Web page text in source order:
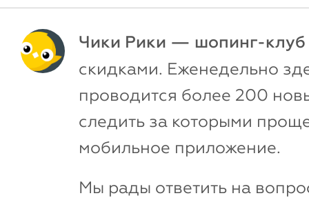
Чики Рики — шопинг-клуб
скидками. Еженедельно
проводится более 200
следить за которыми
мобильное приложение.
Мы рады ответить на